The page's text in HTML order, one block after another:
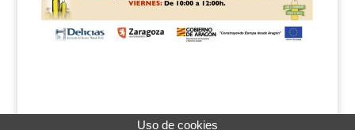
Uso de cookies